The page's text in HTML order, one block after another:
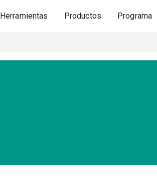
Herramientas Productos Programa